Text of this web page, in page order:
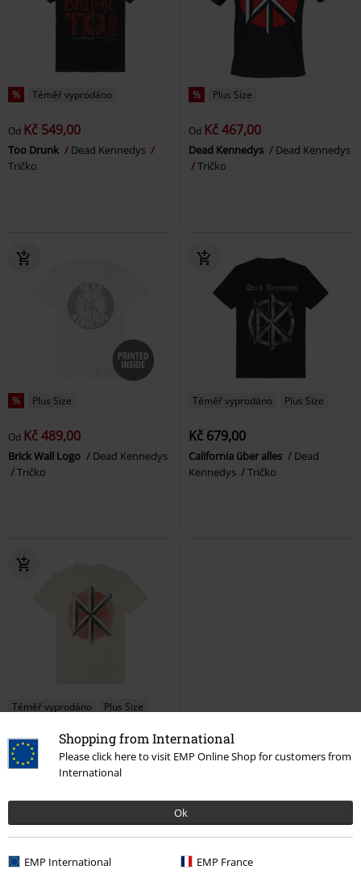
Shopping from International
Please click here to visit EMP Online Shop for customers from
International
Ok
EMP International EMP France
% Téměř vyprodáno
Od Kč 549,00
Too Drunk
Dead Kennedys
Tričko
% Plus Size
Od Kč 467,00
Dead Kennedys
Dead Kennedys
Tričko
% Plus Size
Od Kč 489,00
Brick Wall Logo
Dead Kennedys
Tričko
Téměř vyprodáno Plus Size
Kč 679,00
California über alles
Dead
Kennedys
Tričko
Téměř vyprodáno Plus Size
OdKč 599,00
Distressed Logo
Dead Kennedys